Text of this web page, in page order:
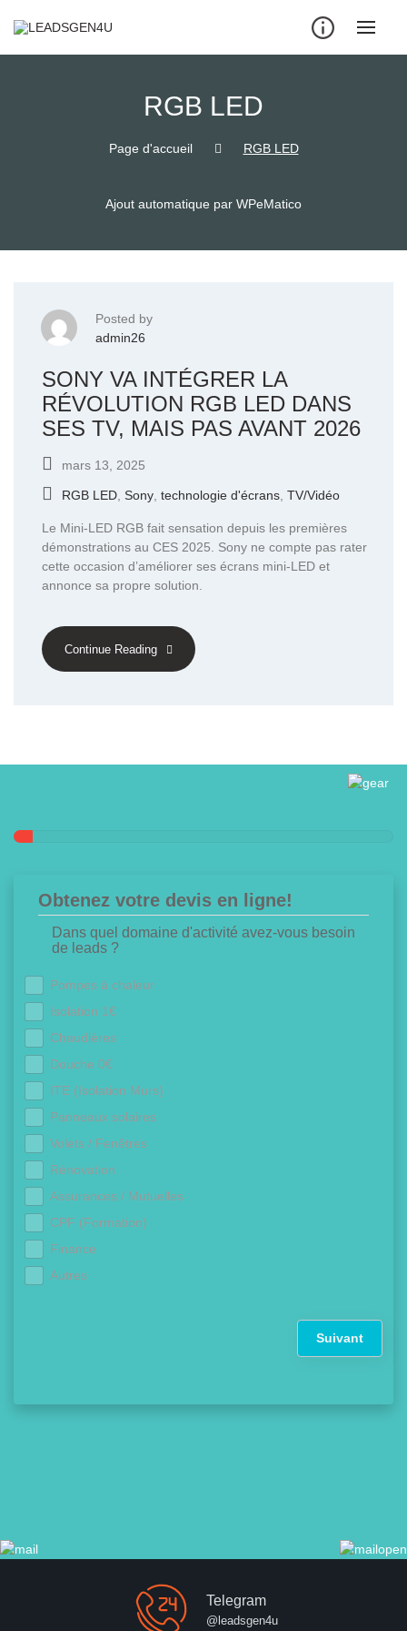
RGB LED
Page d'accueil RGB LED
Ajout automatique par WPeMatico
Posted by
admin26
SONY VA INTÉGRER LA
RÉVOLUTION RGB LED DANS
SES TV, MAIS PAS AVANT 2026
mars 13, 2025
RGB LED Sony technologie d'écrans TV/Vidéo
Le Mini-LED RGB fait sensation depuis les premières
démonstrations au CES 2025. Sony ne compte pas rater
cette occasion d’améliorer ses écrans mini-LED et
annonce sa propre solution.
Continue Reading
Obtenez votre devis en ligne!
Dans quel domaine d'activité avez-vous besoin
de leads ?
Pompes à chaleur
Isolation 1€
Chaudières
Douche 0€
ITE (Isolation Murs)
Panneaux solaires
Volets / Fenêtres
Rénovation
Assurances / Mutuelles
CPF (Formation)
Finance
Autres
Suivant
Telegram
@leadsgen4u